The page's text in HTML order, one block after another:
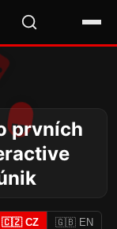
prvních
🇨🇿 CZ 🇬🇧 EN